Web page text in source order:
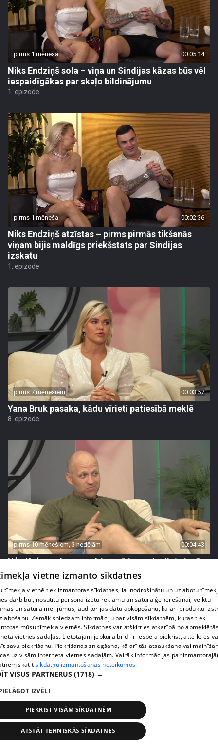
pirms 1 mēneša 00:05:14
Niks Endziņš sola – viņa un Sindijas kāzas būs vēl
iespaidīgākas par skaļo bildinājumu
1. epizode
pirms 1 mēneša 00:02:36
Niks Endziņš atzīstas – pirms pirmās tikšanās
viņam bijis maldīgs priekšstats par Sindijas
izskatu
1. epizode
pirms 7 mēnešiem 00:03:57
Yana Bruk pasaka, kādu vīrieti patiesībā meklē
8. epizode
pirms 10 mēnešiem, 3 nedēļām 00:04:43
Uģa Kuģa padoms gudriem vīriem – ļaujiet sievām
restartēties
10. epizode
pirms 10 mēnešiem, 3 nedēļām
Uģis Kuģis skarbs: "Kā bābas tie veči palikuši!"
10. epizode
vietne izmanto sīkdatnes
tīmekļa vietnē tiek izmantotas sīkdatnes, lai nodrošinātu un uzlabotu
darbību., nosūtītu personalizētu reklāmu un satura ģenerēšanai, veiktu
un satura mērījumus, auditorijas datu apkopošanu, kā arī produktu
Zemāk sniedzam informāciju par visām sīkdatnēm, kuras tiek
mūsu tīmekļa vietnēs. Sīkdatnes var atšķirties atkarībā no
vietnes sadaļas. Lietotājam jebkurā brīdī ir iespēja piekrist, atteikties
savu piekrišanu. Piekrišanas sniegšana, kā arī tās atsaukšana vai
uz visām interneta vietnes sadaļām. Vairāk informācijas par
skatīt sīkdatņu izmantošanas noteikumos.
VISUS PARTNERUS (1718) →
IZVĒLI
PIEKRIST VISĀM SĪKDATNĒM
ATSTĀT TEHNISKĀS SĪKDATNES